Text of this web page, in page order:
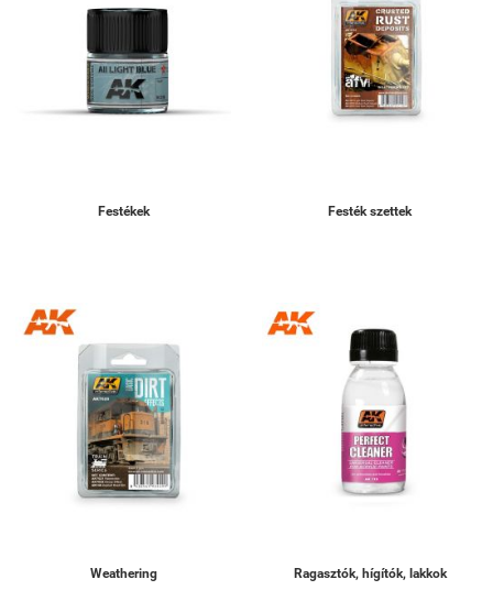
Festékek Festék szettek
Weathering Ragasztók, hígítók, lakkok